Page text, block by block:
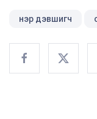
нэр дэвшигч